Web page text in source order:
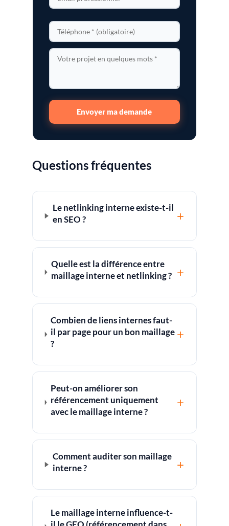
Envoyer ma demande
Questions fréquentes
Le netlinking interne existe-t-il
en SEO ?
+
Quelle est la différence entre
maillage interne et netlinking ? +
Combien de liens internes faut-
il par page pour un bon maillage
?
+
Peut-on améliorer son
référencement uniquement
avec le maillage interne ?
+
Comment auditer son maillage
interne ?
+
Le maillage interne influence-t-